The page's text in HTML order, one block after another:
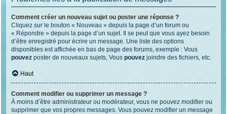
Comment créer un nouveau sujet ou poster une réponse ?
Cliquez sur le bouton « Nouveau » depuis la page d’un forum ou
« Répondre » depuis la page d’un sujet. Il se peut que vous ayez besoin
d’être enregistré pour écrire un message. Une liste des options
disponibles est affichée en bas de page des forums, exemple : Vous
pouvez poster de nouveaux sujets, Vous pouvez joindre des fichiers, etc.
Haut
Comment modifier ou supprimer un message ?
À moins d’être administrateur ou modérateur, vous ne pouvez modifier ou
supprimer que vos propres messages. Vous pouvez modifier un message